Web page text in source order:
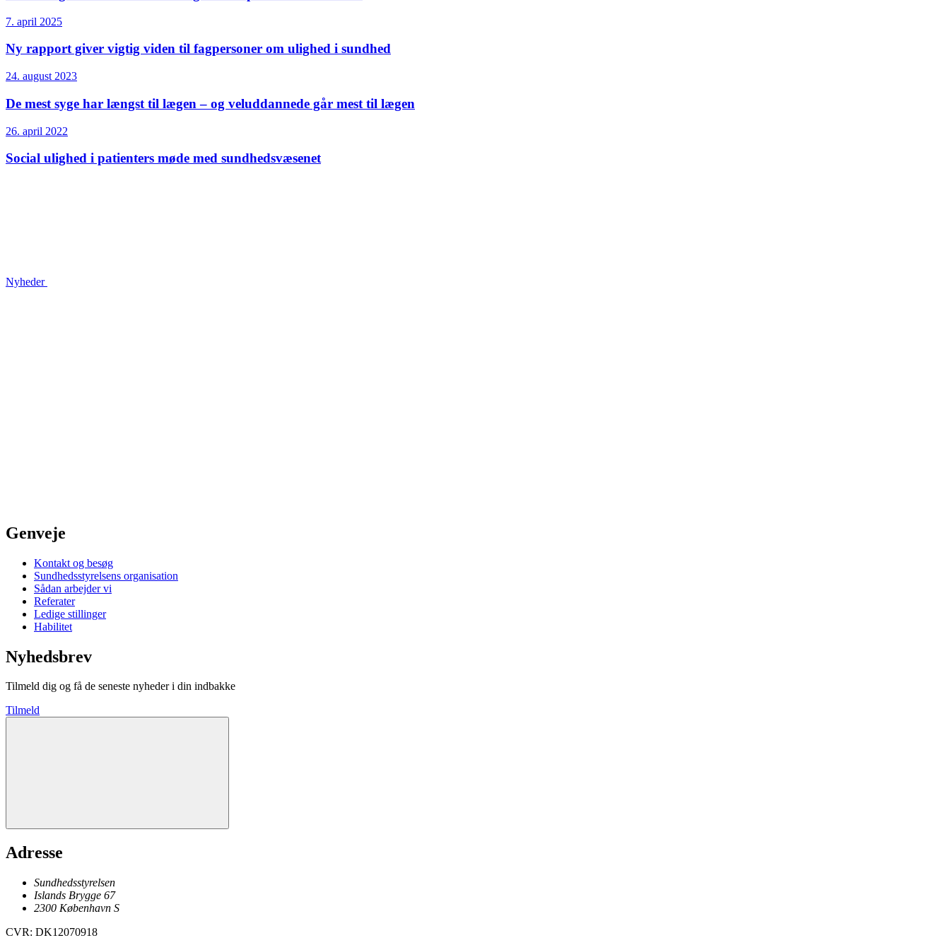
7. april 2025
Ny rapport giver vigtig viden til fagpersoner om ulighed i sundhed
24. august 2023
De mest syge har længst til lægen – og veluddannede går mest til lægen
26. april 2022
Social ulighed i patienters møde med sundhedsvæsenet
Nyheder
Genveje
Kontakt og besøg
Sundhedsstyrelsens organisation
Sådan arbejder vi
Referater
Ledige stillinger
Habilitet
Nyhedsbrev
Tilmeld dig og få de seneste nyheder i din indbakke
Tilmeld
Adresse
Sundhedsstyrelsen
Islands Brygge 67
2300 København S
CVR: DK12070918